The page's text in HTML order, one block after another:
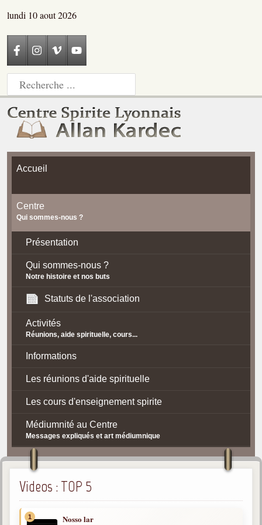
lundi 10 aout 2026
Accueil
Centre
Qui sommes-nous ?
Présentation
Qui sommes-nous ?
Notre histoire et nos buts
Statuts de l'association
Activités
Réunions, aide spirituelle, cours...
Informations
Les réunions d'aide spirituelle
Les cours d'enseignement spirite
Médiumnité au Centre
Messages expliqués et art médiumnique
Contact / Accès
Plan d'accès
Spiritisme
La doctrine Spirite
Videos : TOP 5
1 Nosso lar